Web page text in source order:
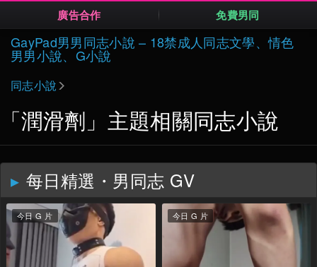
廣告合作 免費男同
Skip
to
GayPad男男同志小說 – 18禁成人同志文學、情色
男男小說、G小說
同志小說
「潤滑劑」主題相關同志小說
每日精選・男同志 GV
今日 G 片 今日 G 片